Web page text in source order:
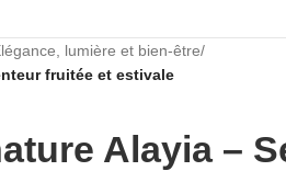
lumière et bien-être/
fruitée et estivale
Alayia –